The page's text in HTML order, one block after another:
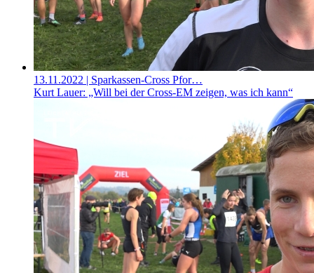
13.11.2022 | Sparkassen-Cross Pfor…
Kurt Lauer: „Will bei der Cross-EM zeigen, was ich kann“